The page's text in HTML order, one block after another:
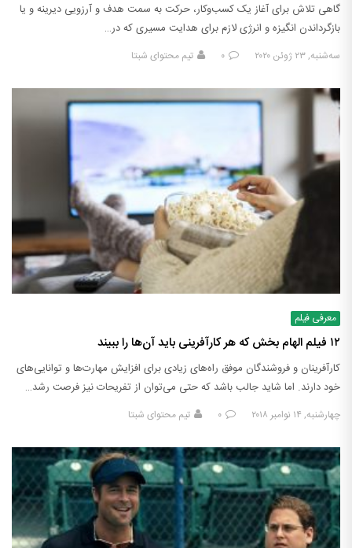
گاهی تلاش برای آغاز یک کسب‌وکار، حرکت به سمت هدف و آرزویی دیرینه و یا
بازگرداندن انگیزه و انرژی لازم برای هدایت مسیری که در…
سه‌شنبه, ۲۳ ژوئن ۲۰۲۰ ۰ تیم محتوای شبتا
معرفی فیلم
۱۲ فیلم الهام بخش که هر کارآفرینی باید آن‌ها را ببیند
کارآفرینان و فروشندگان موفق راه‌های زیادی برای افزایش مهارت‌ها و توانایی‌های
خود دارند. اما شاید جالب باشد که حتی می‌توان از تفریحات نیز فرصت رشد…
چهارشنبه, ۱۴ نوامبر ۲۰۱۸ ۰ تیم محتوای شبتا